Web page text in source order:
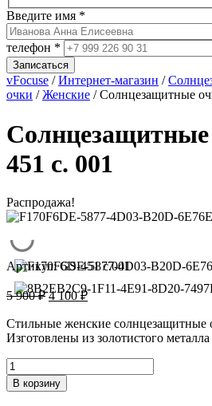
Введите имя *
телефон *
Записаться
vFocuse /Интернет-магазин /
очки /Женские / Солнцезащитные
Солнцезащитные
451 c. 001
Распродажа!
Артикул:GS-451 c.001
5 900₽Первоначальная
составляла
5
4 100₽Текущая
4
100 ₽.
Стильные женские солнцезащитные
Изготовлены из золотистого
Количество
товара
Солнцезащитные
В корзину